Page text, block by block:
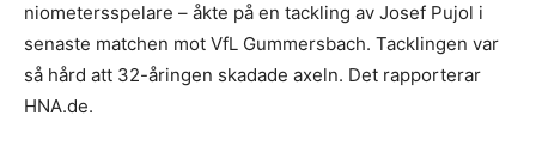
niometersspelare – åkte på en tackling av Josef Pujol i
senaste matchen mot VfL Gummersbach. Tacklingen var
så hård att 32-åringen skadade axeln. Det rapporterar
HNA.de.